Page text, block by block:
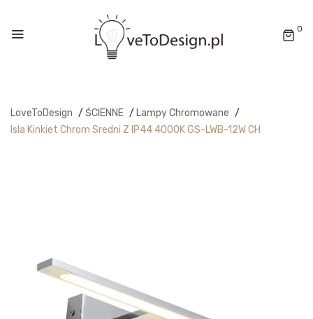
0
LoveToDesign / ŚCIENNE / Lampy Chromowane /
Isla Kinkiet Chrom Sredni Z IP44 4000K GS-LWB-12W CH